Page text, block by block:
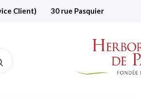
Client) 30 rue Pasquier